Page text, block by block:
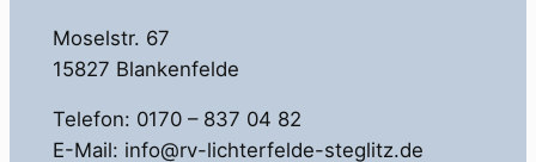
Moselstr. 67
15827 Blankenfelde
Telefon: 0170 – 837 04 82
E-Mail: info@rv-lichterfelde-steglitz.de